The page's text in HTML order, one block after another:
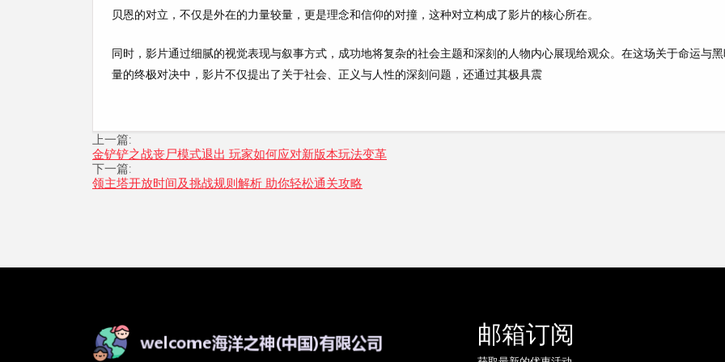
贝恩的对立，不仅是外在的力量较量，更是理念和信仰的对撞，这种对立构成了影片的核心所在。
同时，影片通过细腻的视觉表现与叙事方式，成功地将复杂的社会主题和深刻的人物内心展现给观众。在这场关于命运与
量的终极对决中，影片不仅提出了关于社会、正义与人性的深刻问题，还通过其极具震
上一篇:
金铲铲之战丧尸模式退出 玩家如何应对新版本玩法变革
下一篇:
领主塔开放时间及挑战规则解析 助你轻松通关攻略
邮箱订阅